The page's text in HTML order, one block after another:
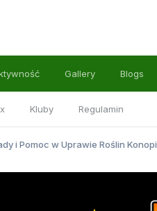
Kluby Regulamin
Gallery Blogs
i Pomoc w Uprawie Roślin Konopi